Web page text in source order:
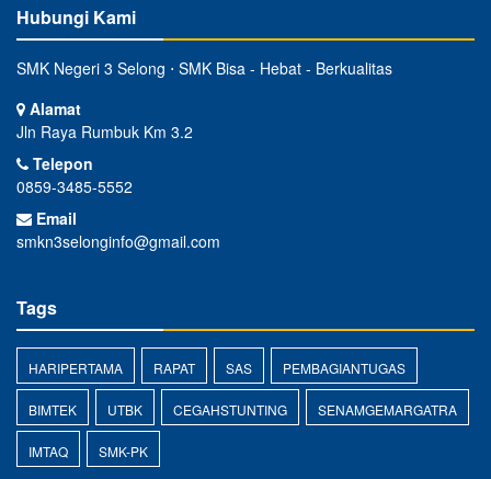
Hubungi Kami
SMK Negeri 3 Selong ⋅ SMK Bisa - Hebat - Berkualitas
Alamat
Jln Raya Rumbuk Km 3.2
Telepon
0859-3485-5552
Email
smkn3selonginfo@gmail.com
Tags
HARIPERTAMA RAPAT SAS PEMBAGIANTUGAS
BIMTEK UTBK CEGAHSTUNTING SENAMGEMARGATRA
IMTAQ SMK-PK